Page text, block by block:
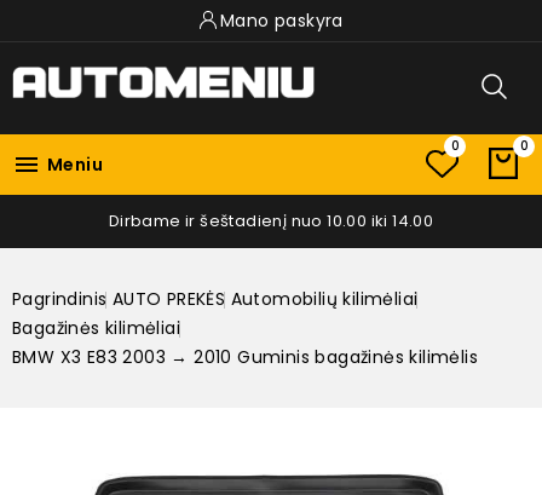
Mano paskyra
 Meniu
0 0
Dirbame ir šeštadienį nuo 10.00 iki 14.00
Pagrindinis AUTO PREKĖS Automobilių kilimėliai
Bagažinės kilimėliai
BMW X3 E83 2003 → 2010 Guminis bagažinės kilimėlis